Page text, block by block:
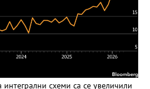
схеми са се увеличили